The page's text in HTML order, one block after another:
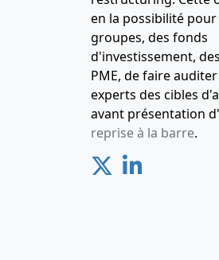
en la possibilité
groupes, des fonds
d'investissement,
PME, de faire
experts des cibles
avant présentation
reprise à la barre.